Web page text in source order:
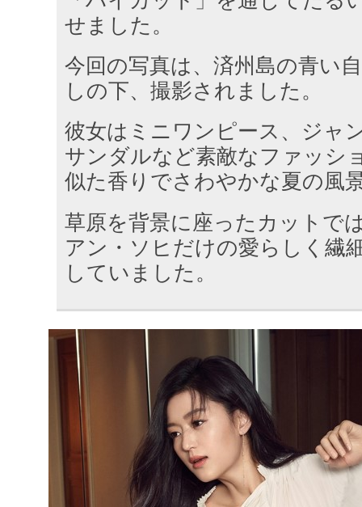
せました。
今回の写真は、済州島の青い
しの下、撮影されました。
彼女はミニワンピース、ジャ
サンダルなど素敵なファッシ
似た香りでさわやかな夏の風
草原を背景に座ったカットで
アン・ソヒだけの愛らしく繊
していました。